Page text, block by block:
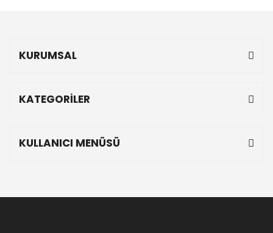
KURUMSAL
KATEGORİLER
KULLANICI MENÜSÜ